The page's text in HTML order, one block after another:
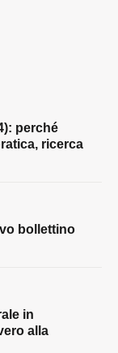
perché
ricerca
bollettino
in
alla